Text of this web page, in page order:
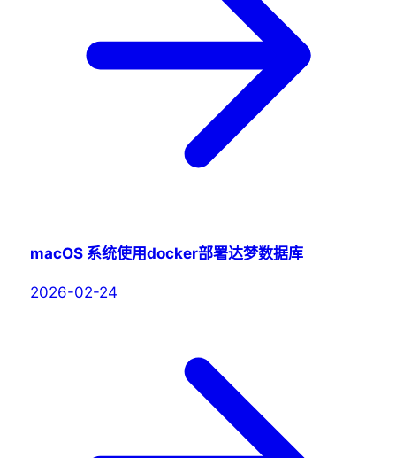
macOS 系统使用docker部署达梦数据库
2026-02-24